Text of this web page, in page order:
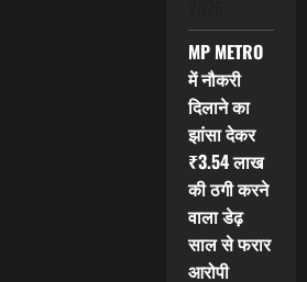
MP METRO
में नौकरी
दिलाने का
झांसा देकर
₹3.54 लाख
की ठगी करने
वाला डेढ़
साल से फरार
आरोपी